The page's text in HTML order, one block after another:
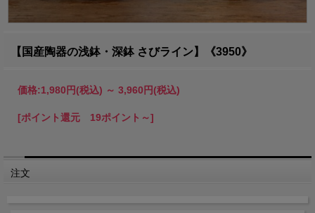
【国産陶器の浅鉢・深鉢 さびライン】《3950》
価格:1,980円(税込) ～ 3,960円(税込)
[ポイント還元 19ポイント～]
注文